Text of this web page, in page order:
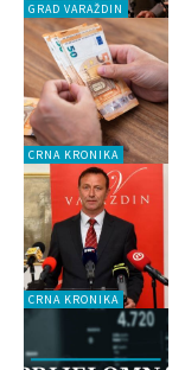
GRAD VARAŽDIN
CRNA KRONIKA
CRNA KRONIKA